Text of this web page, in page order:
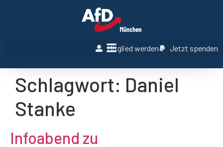
Mitglied werden Jetzt spenden
Schlagwort: Daniel
Stanke
Infoabend zu